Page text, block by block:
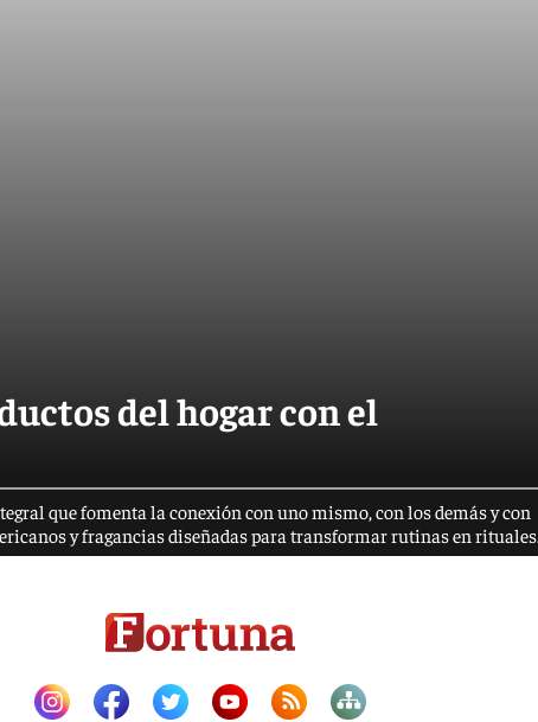
del hogar con el
que fomenta la conexión con uno mismo, con los demás y con
y fragancias diseñadas para transformar rutinas en rituales.